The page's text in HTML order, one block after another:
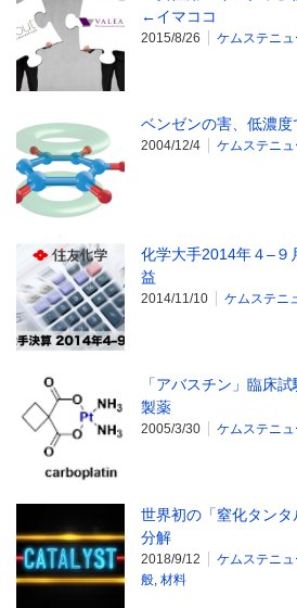
←イマココ
2015/8/26 ケムステニュ
ベンゼンの害、低濃
2004/12/4 ケムステニュ
化学大手2014年４–９
益
2014/11/10 ケムステニ
「アバスチン」臨床
製薬
2005/3/30 ケムステニュ
世界初の「窒化タン
分解
2018/9/12 ケムステニュ
般, 材料